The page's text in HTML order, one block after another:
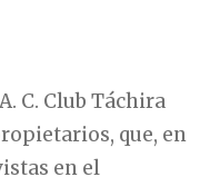
C. Club Táchira
que, en
en el